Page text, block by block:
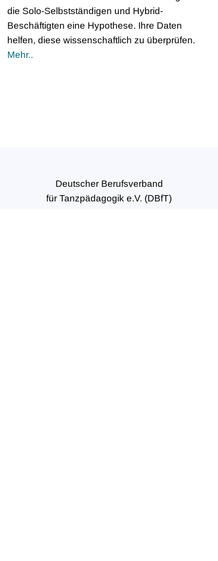
die Solo-Selbstständigen und Hybrid-
Beschäftigten eine Hypothese. Ihre Daten
helfen, diese wissenschaftlich zu überprüfen.
Mehr..
Deutscher Berufsverband
für Tanzpädagogik e.V. (DBfT)